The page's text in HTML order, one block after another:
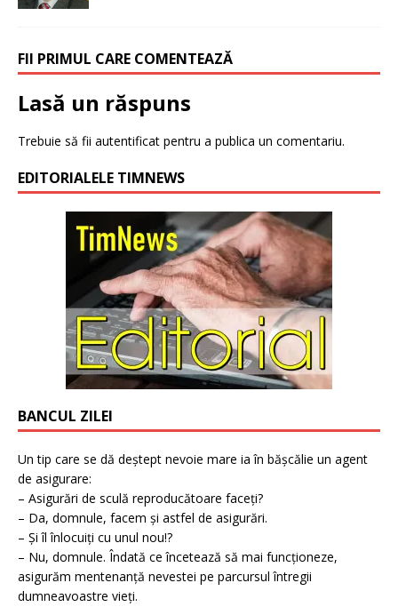
FII PRIMUL CARE COMENTEAZĂ
Lasă un răspuns
Trebuie să fii autentificat pentru a publica un comentariu.
EDITORIALELE TIMNEWS
BANCUL ZILEI
Un tip care se dă deștept nevoie mare ia în bășcălie un agent
de asigurare:
– Asigurări de sculă reproducătoare faceți?
– Da, domnule, facem și astfel de asigurări.
– Și îl înlocuiți cu unul nou!?
– Nu, domnule. Îndată ce încetează să mai funcționeze,
asigurăm mentenanță nevestei pe parcursul întregii
dumneavoastre vieți.